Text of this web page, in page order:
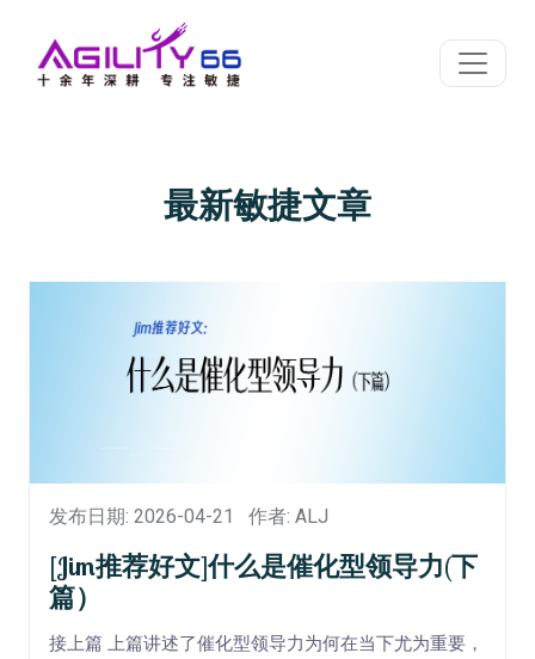
最新敏捷文章
发布日期: 2026-04-21 作者: ALJ
[Jim推荐好文]什么是催化型领导力(下
篇）
接上篇 上篇讲述了催化型领导力为何在当下尤为重要，